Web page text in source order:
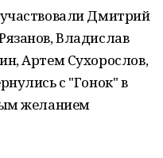
Дмитрий
Владислав
Артем Сухорослов,
с "Гонок" в
желанием